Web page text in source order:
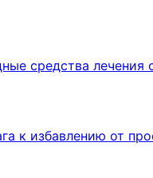
средства лечения
к избавлению от